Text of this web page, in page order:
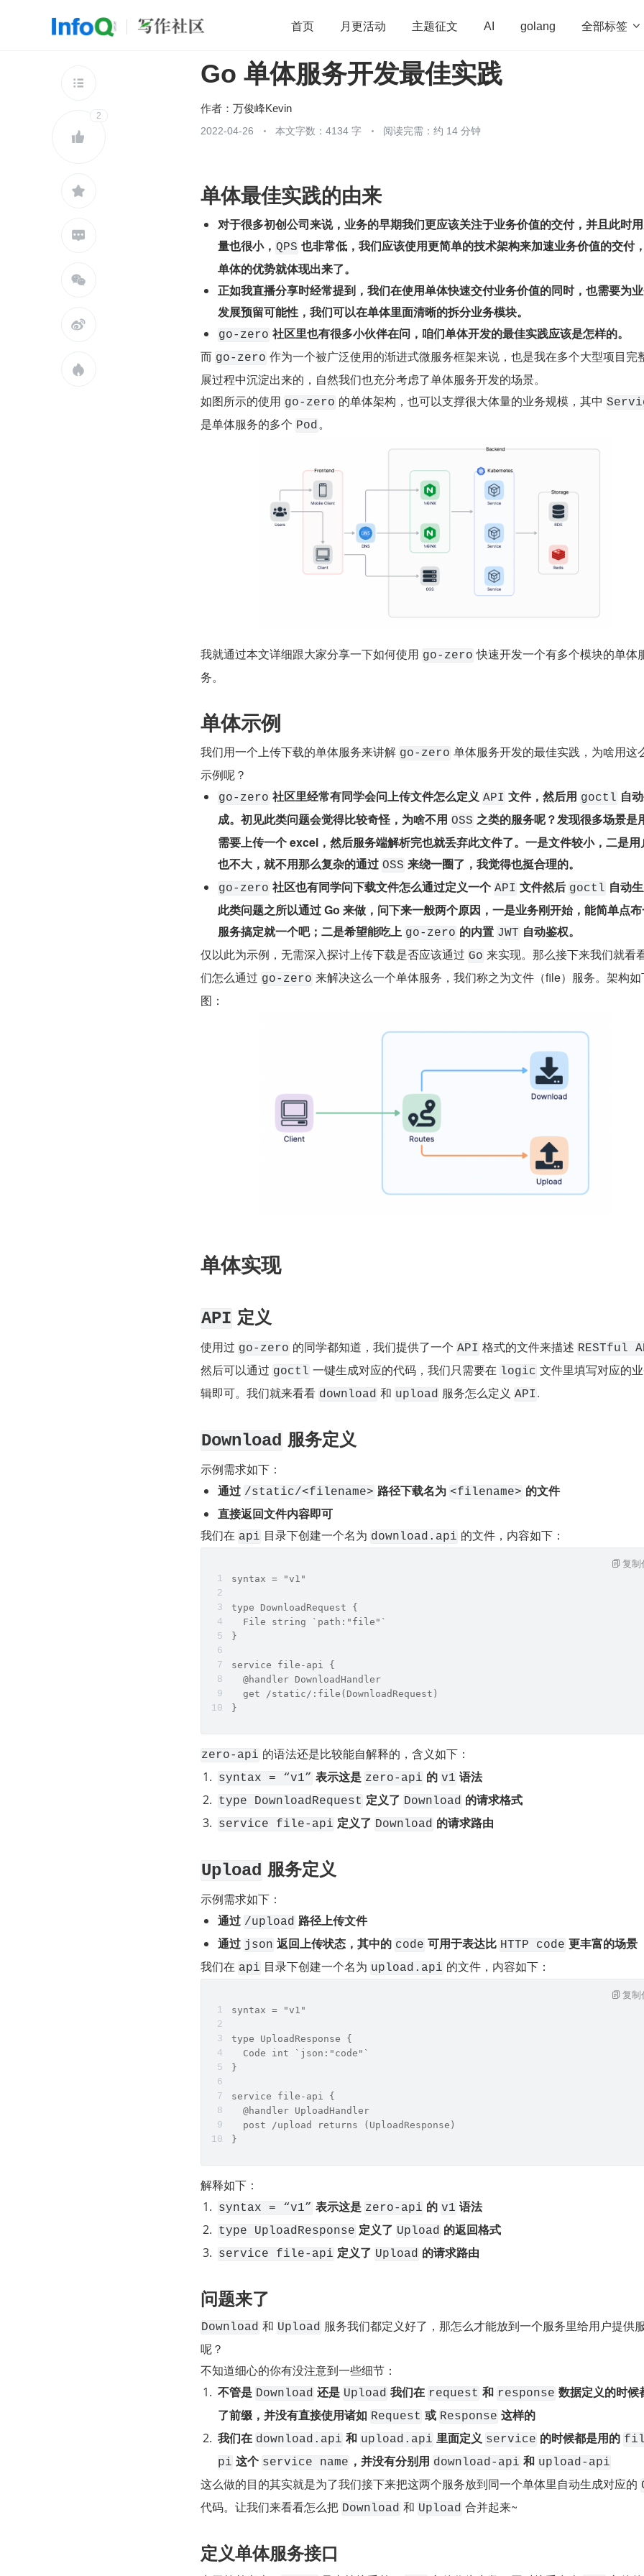
首页 月更活动 主题征文 AI golang 全部标签 
开源 架构 OpenHarmony 算法 学习方法
查看更多


2





Go 单体服务开发最佳实践
作者： 万俊峰Kevin
2022-04-26 本文字数：4134 字 阅读完需：约 14 分钟
单体最佳实践的由来
对于很多初创公司来说，业务的早期我们更应该关注于业务价值的交付，并且此时
量也很小， QPS 也非常低，我们应该使用更简单的技术架构来加速业务价值的交付
单体的优势就体现出来了。
正如我直播分享时经常提到，我们在使用单体快速交付业务价值的同时，也需要为
发展预留可能性，我们可以在单体里面清晰的拆分业务模块。
go-zero 社区里也有很多小伙伴在问，咱们单体开发的最佳实践应该是怎样的。
而 go-zero 作为一个被广泛使用的渐进式微服务框架来说，也是我在多个大型项目完
展过程中沉淀出来的，自然我们也充分考虑了单体服务开发的场景。
如图所示的使用 go-zero 的单体架构，也可以支撑很大体量的业务规模，其中
是单体服务的多个 Pod。
我就通过本文详细跟大家分享一下如何使用 go-zero 快速开发一个有多个模块的单体
务。
单体示例
我们用一个上传下载的单体服务来讲解 go-zero 单体服务开发的最佳实践，为啥用这
示例呢？
go-zero 社区里经常有同学会问上传文件怎么定义 API 文件，然后用 goctl 自
成。初见此类问题会觉得比较奇怪，为啥不用 OSS 之类的服务呢？发现很多场景是
需要上传一个 excel，然后服务端解析完也就丢弃此文件了。一是文件较小，二是用
也不大，就不用那么复杂的通过 OSS 来绕一圈了，我觉得也挺合理的。
go-zero 社区也有同学问下载文件怎么通过定义一个 API 文件然后 goctl 自动
此类问题之所以通过 Go 来做，问下来一般两个原因，一是业务刚开始，能简单点
服务搞定就一个吧；二是希望能吃上 go-zero 的内置 JWT 自动鉴权。
仅以此为示例，无需深入探讨上传下载是否应该通过 Go 来实现。那么接下来我们就看
们怎么通过 go-zero 来解决这么一个单体服务，我们称之为文件（file）服务。架构如
图：
单体实现
API 定义
使用过 go-zero 的同学都知道，我们提供了一个 API 格式的文件来描述 RESTful
然后可以通过 goctl 一键生成对应的代码，我们只需要在 logic 文件里填写对应的
辑即可。我们就来看看 download 和 upload 服务怎么定义 API .
Download 服务定义
示例需求如下：
通过 /static/<filename> 路径下载名为 <filename> 的文件
直接返回文件内容即可
我们在 api 目录下创建一个名为 download.api 的文件，内容如下：
syntax = "v1"
type DownloadRequest {
  File string `path:"file"`
}
service file-api {
  @handler DownloadHandler
  get /static/:file(DownloadRequest)
}
复制
zero-api 的语法还是比较能自解释的，含义如下：
syntax = “v1” 表示这是 zero-api 的 v1 语法
type DownloadRequest 定义了 Download 的请求格式
service file-api 定义了 Download 的请求路由
Upload 服务定义
示例需求如下：
通过 /upload 路径上传文件
通过 json 返回上传状态，其中的 code 可用于表达比 HTTP code 更丰富的场景
我们在 api 目录下创建一个名为 upload.api 的文件，内容如下：
syntax = "v1"
type UploadResponse {
  Code int `json:"code"`
}
service file-api {
  @handler UploadHandler
  post /upload returns (UploadResponse)
}
复制
解释如下：
syntax = “v1” 表示这是 zero-api 的 v1 语法
type UploadResponse 定义了 Upload 的返回格式
service file-api 定义了 Upload 的请求路由
问题来了
Download 和 Upload 服务我们都定义好了，那怎么才能放到一个服务里给用户提供
呢？
不知道细心的你有没注意到一些细节：
不管是 Download 还是 Upload 我们在 request 和 response 数据定义的时候
了前缀，并没有直接使用诸如 Request 或 Response 这样的
我们在 download.api 和 upload.api 里面定义 service 的时候都是用的
pi 这个 service name ，并没有分别用 download-api 和 upload-api
这么做的目的其实就是为了我们接下来把这两个服务放到同一个单体里自动生成对应的
代码。让我们来看看怎么把 Download 和 Upload 合并起来~
定义单体服务接口